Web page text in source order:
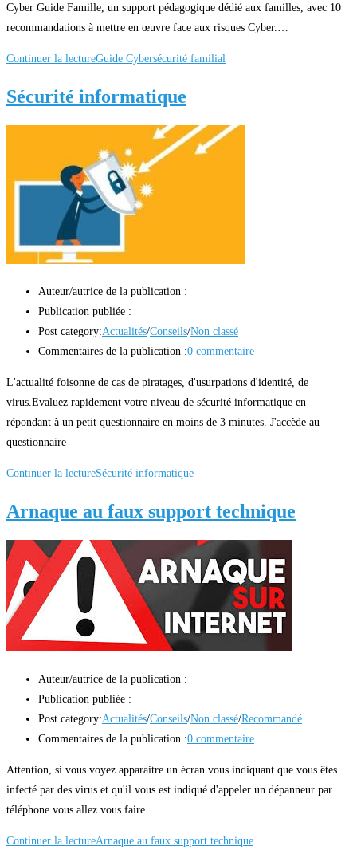
Cyber Guide Famille, un support pédagogique dédié aux familles, avec 10
recommandations à mettre en œuvre face aux risques Cyber.…
Continuer la lectureGuide Cybersécurité familial
Sécurité informatique
Auteur/autrice de la publication :
Publication publiée :
Post category:Actualités/Conseils/Non classé
Commentaires de la publication :0 commentaire
L'actualité foisonne de cas de piratages, d'usurpations d'identité, de
virus.Evaluez rapidement votre niveau de sécurité informatique en
répondant à un petit questionnaire en moins de 3 minutes. J'accède au
questionnaire
Continuer la lectureSécurité informatique
Arnaque au faux support technique
Auteur/autrice de la publication :
Publication publiée :
Post category:Actualités/Conseils/Non classé/Recommandé
Commentaires de la publication :0 commentaire
Attention, si vous voyez apparaitre un écran vous indiquant que vous êtes
infecté par des virus et qu'il vous est indiqué d'appeler un dépanneur par
téléphone vous allez vous faire…
Continuer la lectureArnaque au faux support technique